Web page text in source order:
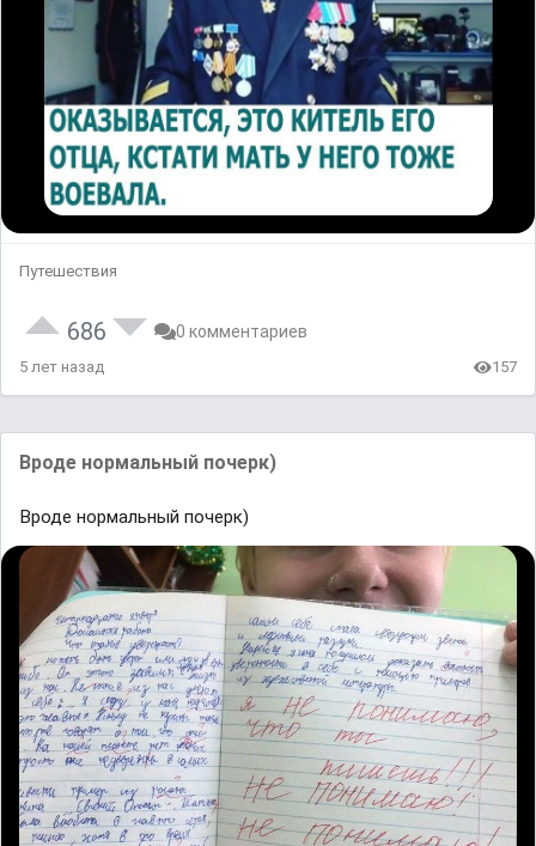
Путешествия
686 0 комментариев
5 лет назад 157
Вроде нормальный почерк)
Вроде нормальный почерк)